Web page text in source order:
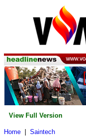
View Full Version
Home
Saintech